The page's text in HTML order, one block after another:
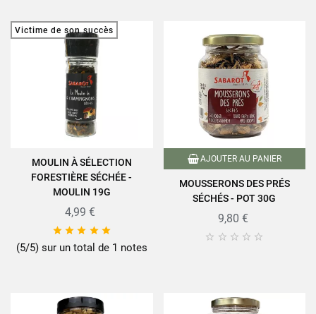
Victime de son succès
MOULIN À SÉLECTION
FORESTIÈRE SÉCHÉE -
MOULIN 19G
4,99 €
    
(5/5) sur un total de 1 notes
AJOUTER AU PANIER
MOUSSERONS DES PRÉS
SÉCHÉS - POT 30G
9,80 €
    